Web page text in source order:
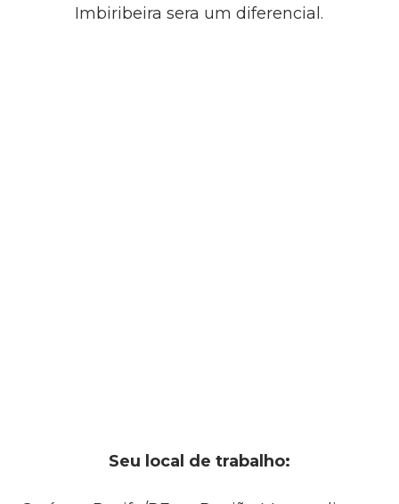
Imbiribeira sera um diferencial.
Seu local de trabalho: